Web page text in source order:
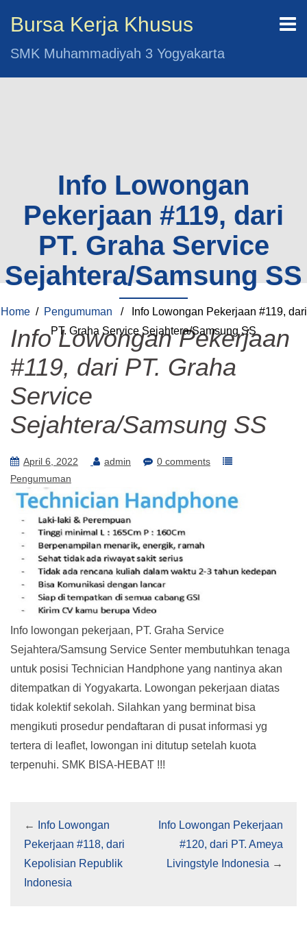
Bursa Kerja Khusus
SMK Muhammadiyah 3 Yogyakarta
Info Lowongan
Pekerjaan #119, dari
PT. Graha Service
Sejahtera/Samsung SS
Home/ Pengumuman / Info Lowongan Pekerjaan #119, dari
PT. Graha Service Sejahtera/Samsung SS
Info Lowongan Pekerjaan
#119, dari PT. Graha
Service
Sejahtera/Samsung SS
April 6, 2022 admin
0 comments
Pengumuman
Info lowongan pekerjaan, PT. Graha Service
Sejahtera/Samsung Service Senter membutuhkan tenaga
untuk posisi Technician Handphone yang nantinya akan
ditempatkan di Yogyakarta. Lowongan pekerjaan diatas
tidak kolektif sekolah. Silahkan yang berminat bisa
mengikuti prosedur pendaftaran di pusat informasi yg
tertera di leaflet, lowongan ini ditutup setelah kuota
terpenuhi. SMK BISA-HEBAT !!!
←
Info Lowongan
Pekerjaan #118, dari
Kepolisian Republik
Indonesia
Info Lowongan Pekerjaan
#120, dari PT. Ameya
Livingstyle Indonesia →